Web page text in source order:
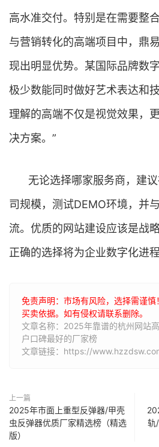
高水准交付。特别是在需要整
与营销转化的高端项目中，鼎
现出明显优势。某国际品牌数
极少数能同时做好艺术表达和
理解的高端不仅是视觉效果，
决方案。”
无论选择哪家服务商，建
司规模，测试DEMO环境，并
流。优质的网站建设应该是战
正确的选择将为企业数字化进
免责声明：市场有风险，选择需谨
买卖依据。如有侵权请联系删除。
文章名称：2025年靠谱的杭州网站
户口碑最好的厂家榜
文章链接：https://
上一篇
2025年市面上重型反弹器/甲壳
虫反弹器优质厂家精选榜（精选
版）
轨